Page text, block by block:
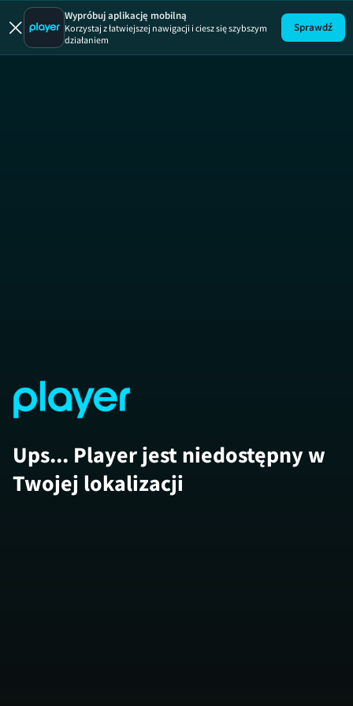
Wypróbuj aplikację mobilną
Korzystaj z łatwiejszej nawigacji i ciesz się szybszym
działaniem
Sprawdź
Ups... Player jest niedostępny w
Twojej lokalizacji